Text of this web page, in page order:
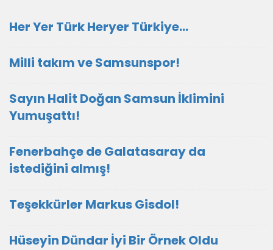
Her Yer Türk Heryer Türkiye…
Milli takım ve Samsunspor!
Sayın Halit Doğan Samsun İklimini
Yumuşattı!
Fenerbahçe de Galatasaray da
istediğini almış!
Teşekkürler Markus Gisdol!
Hüseyin Dündar İyi Bir Örnek Oldu